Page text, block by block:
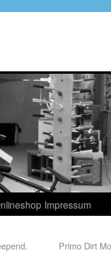
Impressum
Primo Dirt